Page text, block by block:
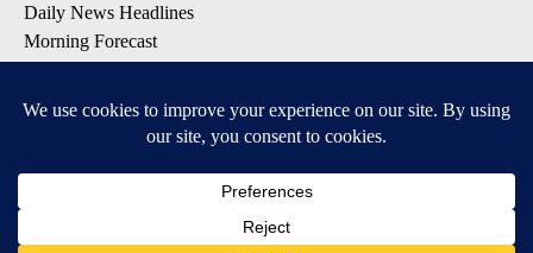
Daily News Headlines
Morning Forecast
Contests & Promotions
DOWNLOAD OUR APPS